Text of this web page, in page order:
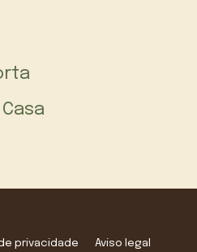
privacidade Aviso legal